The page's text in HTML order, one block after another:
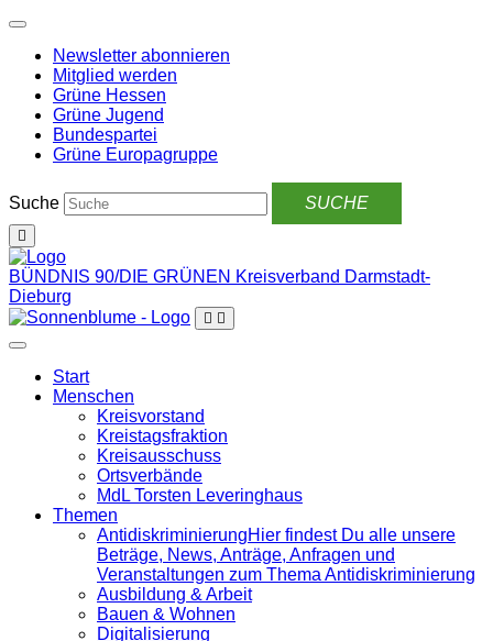
Weiter
Inhalt
Newsletter abonnieren
Mitglied werden
Grüne Hessen
Grüne Jugend
Bundespartei
Grüne Europagruppe
Suche
BÜNDNIS 90/DIE GRÜNEN Kreisverband Darmstadt-
Dieburg
Start
Menschen
Kreisvorstand
Kreistagsfraktion
Kreisausschuss
Ortsverbände
MdL Torsten Leveringhaus
Themen
Antidiskrimi­nierungHier findest Du alle unsere
Beträge, News, Anträge, Anfragen und
Veranstaltungen zum Thema Antidiskriminierung
Ausbildung & Arbeit
Bauen & Wohnen
Digitalisierung